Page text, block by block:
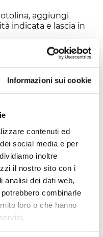
Informazioni sui cookie
contenuti ed
social media e per
inoltre
il nostro sito con i
analisi dei dati web,
combinarle
loro o che hanno
aggiungi
indicata e lascia in
di lino con tutta
di ceci in una
sale e la gelatina
risulterà
pellicola per
20 minuti circa.
la farina di ceci
per la pasta fino
mancanza della
a circa 2
della pasta
Ricava dalle
di circa 2.5 x 3
rettangolini tra il